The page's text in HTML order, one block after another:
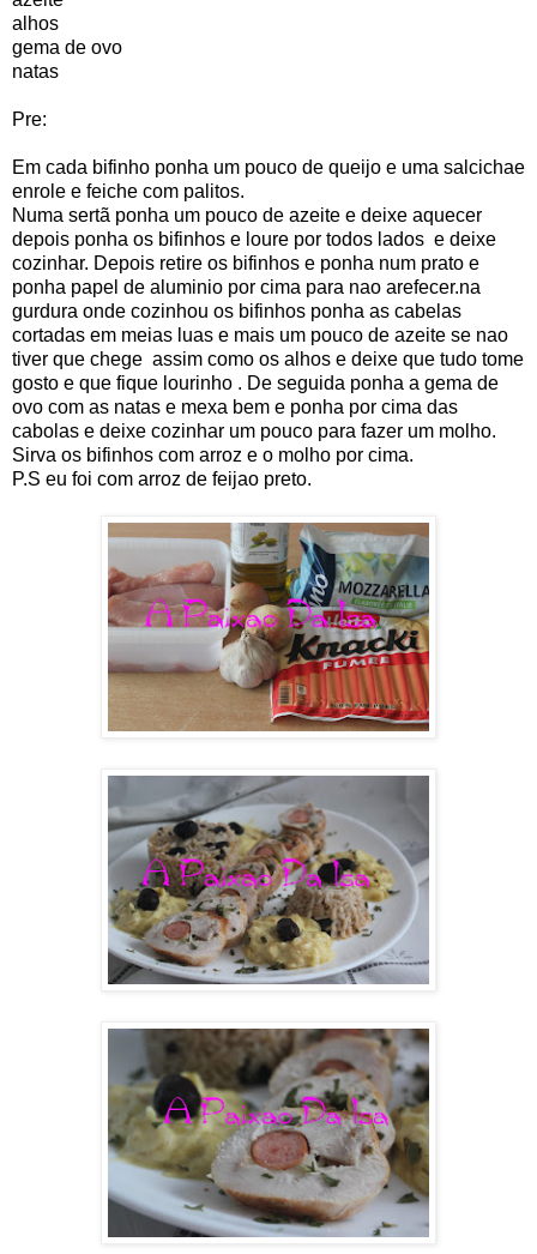
alhos
gema de ovo
natas
Pre:
Em cada bifinho ponha um pouco de queijo e uma salcichae
enrole e feiche com palitos.
Numa sertã ponha um pouco de azeite e deixe aquecer
depois ponha os bifinhos e loure por todos lados e deixe
cozinhar. Depois retire os bifinhos e ponha num prato e
ponha papel de aluminio por cima para nao arefecer.na
gurdura onde cozinhou os bifinhos ponha as cabelas
cortadas em meias luas e mais um pouco de azeite se nao
tiver que chege assim como os alhos e deixe que tudo tome
gosto e que fique lourinho . De seguida ponha a gema de
ovo com as natas e mexa bem e ponha por cima das
cabolas e deixe cozinhar um pouco para fazer um molho.
Sirva os bifinhos com arroz e o molho por cima.
P.S eu foi com arroz de feijao preto.